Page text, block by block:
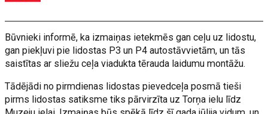
Būvnieki informē, ka izmaiņas ietekmēs gan ceļu uz lidostu,
gan piekļuvi pie lidostas P3 un P4 autostāvvietām, un tās
saistītas ar sliežu ceļa viadukta tērauda laidumu montāžu.
Tādējādi no pirmdienas lidostas pievedceļa posmā tieši
pirms lidostas satiksme tiks pārvirzīta uz Torņa ielu līdz